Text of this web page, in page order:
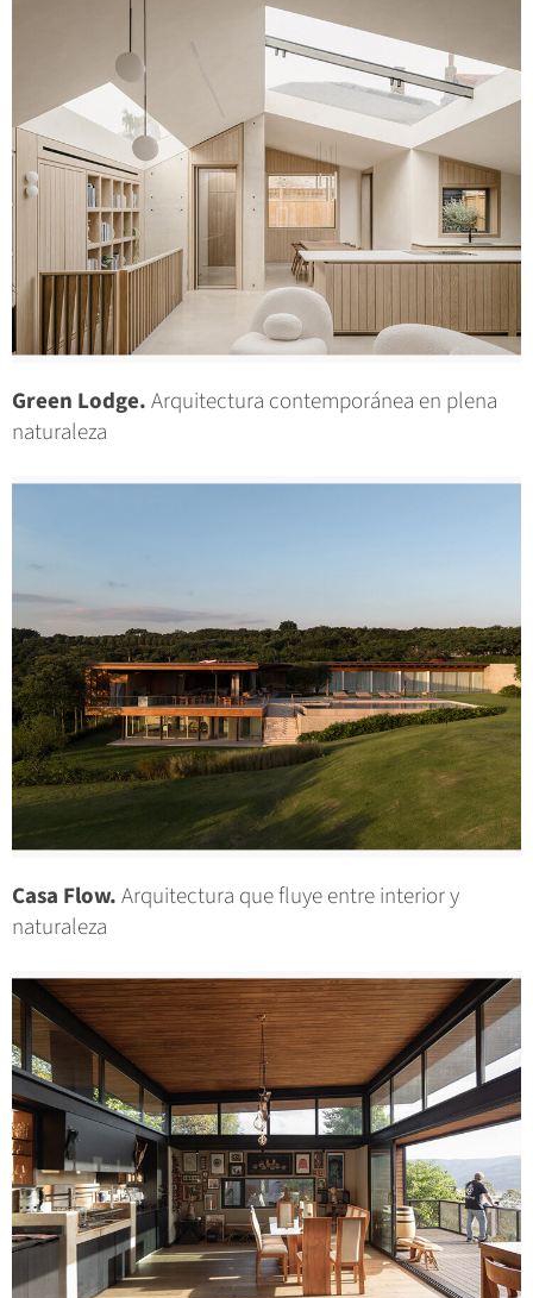
Green Lodge.Arquitectura contemporánea en plena
naturaleza
Casa Flow.Arquitectura que fluye entre interior y
naturaleza